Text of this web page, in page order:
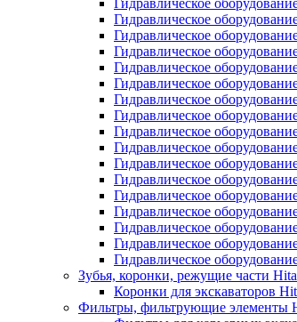
Гидравлическое
Гидравлическое
Гидравлическое
Гидравлическое
Гидравлическое
Гидравлическое
Гидравлическое
Гидравлическое
Гидравлическое
Гидравлическое
Гидравлическое
Гидравлическое
Гидравлическое
Гидравлическое
Гидравлическое
Гидравлическое
Гидравлическое
Зубья, коронки, режущие части
Коронки для экскаваторов
Фильтры, фильтрующие элементы